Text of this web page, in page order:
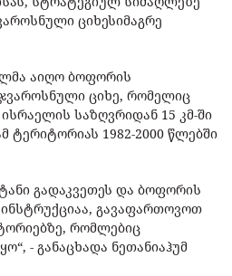
ციხესიმაგრე
აიღო ბოფორის
ციხე, რომელიც
საზღვრიდან 15 კმ-ში
ტერიტორიას 1982-2000 წლებში
გადაკვეთეს და ბოფორის
ინსტრუქციაა, გავაფართოვოთ
რომლებიც
- განაცხადა ნეთანიაჰუმ